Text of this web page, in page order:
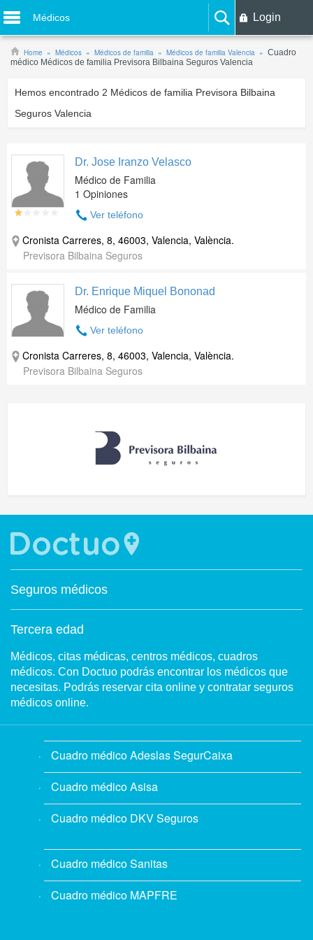
Médicos Login
Home Médicos Médicos de familia Médicos de familia Valencia
Cuadro
médico Médicos de familia Previsora Bilbaina Seguros Valencia
Hemos encontrado 2 Médicos de familia Previsora Bilbaina
Seguros Valencia
Dr. Jose Iranzo Velasco
Médico de Familia
1 Opiniones
Ver teléfono
Cronista Carreres, 8, 46003, Valencia, València.
Previsora Bilbaina Seguros
Dr. Enrique Miquel Bononad
Médico de Familia
Ver teléfono
Cronista Carreres, 8, 46003, Valencia, València.
Previsora Bilbaina Seguros
Seguros médicos
Tercera edad
Médicos, citas médicas, centros médicos, cuadros
médicos. Con Doctuo podrás encontrar los médicos que
necesitas. Podrás reservar cita online y contratar seguros
médicos online.
Cuadro médico Adeslas SegurCaixa
Cuadro médico Asisa
Cuadro médico DKV Seguros
Cuadro médico Sanitas
Cuadro médico MAPFRE